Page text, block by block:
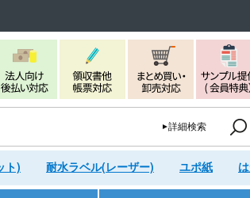
詳細検索
ト) 耐水ラベル(レーザー) ユポ紙